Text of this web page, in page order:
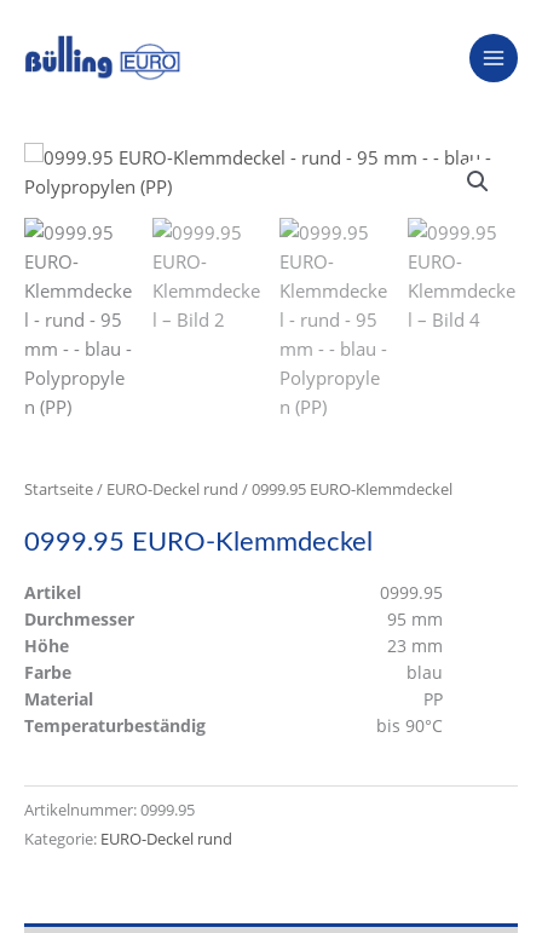
springen
Startseite/ EURO-Deckel rund / 0999.95 EURO-Klemmdeckel
0999.95 EURO-Klemmdeckel
Artikel
0999.95
Durchmesser
95 mm
Höhe
23 mm
Farbe
blau
Material
PP
Temperaturbeständig
bis 90°C
Artikelnummer:0999.95
Kategorie: EURO-Deckel rund